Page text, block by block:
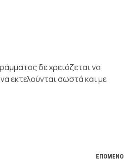
δε χρειάζεται να
εκτελούνται σωστά και με
ΕΠΟΜΕΝΟ